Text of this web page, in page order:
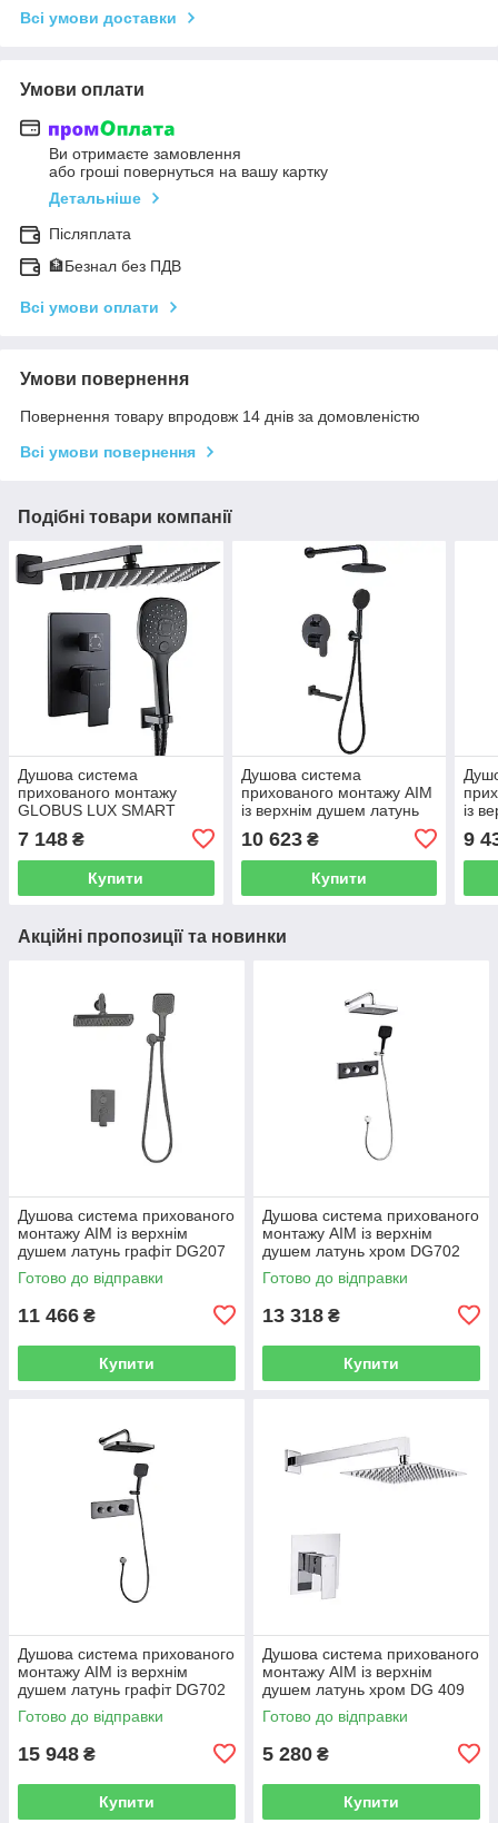
Всі умови доставки
Умови оплати
Ви отримаєте замовлення
або гроші повернуться на вашу картку
Детальніше
Післяплата
🏦Безнал без ПДВ
Всі умови оплати
Умови повернення
Повернення товару впродовж 14 днів за домовленістю
Всі умови повернення
Подібні товари компанії
Душова система
прихованого монтажу
GLOBUS LUX SMART
GLM-205 із верхнім душем
латунь чорна 000022019
7 148 ₴
Купити
Душова система
прихованого монтажу AIM
із верхнім душем латунь
black
10 623₴
Купити
із
9
Акційні пропозиції та новинки
Душова система прихованого
монтажу AIM із верхнім
душем латунь графіт DG207
gun grey
Готово до відправки
11 466 ₴
Купити
Душова система прихованого
монтажу AIM із верхнім
душем латунь хром DG702
chrome
Готово до відправки
13 318 ₴
Купити
Душова система прихованого
монтажу AIM із верхнім
душем латунь графіт DG702
gun grey
Готово до відправки
15 948 ₴
Купити
Душова система прихованого
монтажу AIM із верхнім
душем латунь хром DG 409
chrome
Готово до відправки
5 280 ₴
Купити